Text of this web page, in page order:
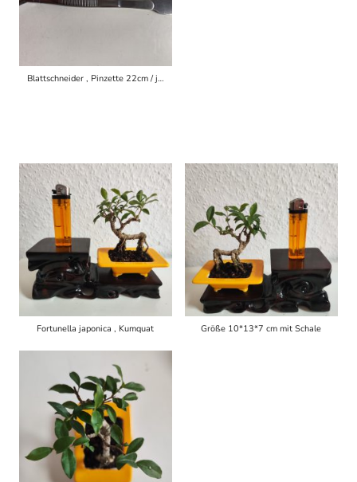
Blattschneider , Pinzette 22cm / je 4,00 Euro
Fortunella japonica , Kumquat Größe 10*13*7 cm mit Schale